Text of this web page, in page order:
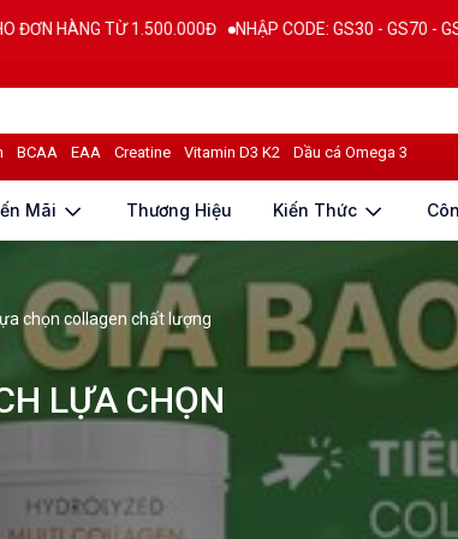
1.500.000Đ NHẬP CODE: GS30 - GS70 - GS100 giảm trực
BCAA EAA Creatine Vitamin D3 K2 Dầu cá Omega 3
Mãi Thương Hiệu Kiến Thức
chọn collagen chất lượng
LỰA CHỌN